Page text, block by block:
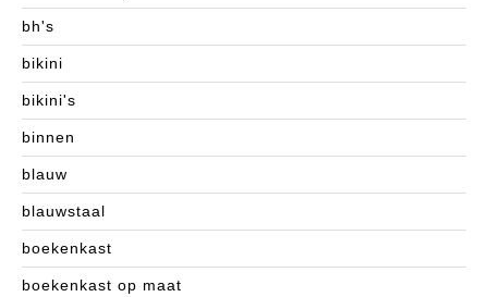
bh's
bikini
bikini's
binnen
blauw
blauwstaal
boekenkast
boekenkast op maat